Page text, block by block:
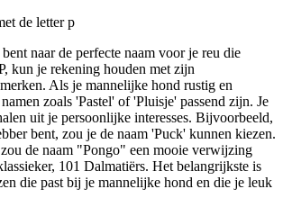
de letter p
naar de perfecte naam voor je reu die
kun je rekening houden met zijn
Als je mannelijke hond rustig en
zoals 'Pastel' of 'Pluisje' passend zijn. Je
uit je persoonlijke interesses. Bijvoorbeeld,
bent, zou je de naam 'Puck' kunnen kiezen.
de naam "Pongo" een mooie verwijzing
101 Dalmatiërs. Het belangrijkste is
die past bij je mannelijke hond en die je leuk